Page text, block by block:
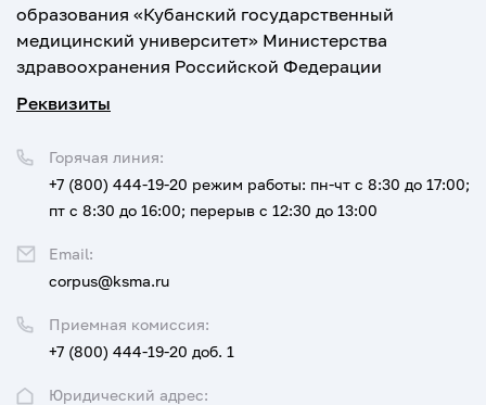
образования «Кубанский государственный
медицинский университет» Министерства
здравоохранения Российской Федерации
Реквизиты
Юридический адрес:
Приемная комиссия:
+7 (800) 444-19-20 доб. 1
Горячая линия:
+7 (800) 444-19-20 режим работы: пн-чт с 8:30 до 17:00;
пт с 8:30 до 16:00; перерыв с 12:30 до 13:00
Email:
corpus@ksma.ru